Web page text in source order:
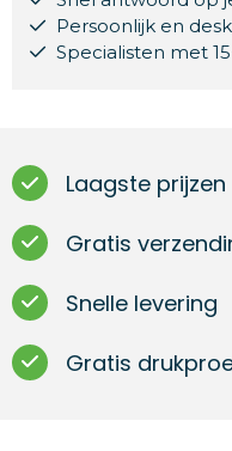
Persoonlijk en
Specialisten met
Laagste prijzen
Gratis
Snelle levering
Gratis